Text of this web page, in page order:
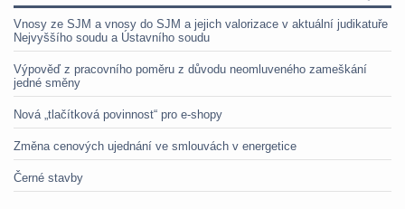
Vnosy ze SJM a vnosy do SJM a jejich valorizace v aktuální judikatuře
Nejvyššího soudu a Ústavního soudu
Výpověď z pracovního poměru z důvodu neomluveného zameškání
jedné směny
Nová „tlačítková povinnost“ pro e-shopy
Změna cenových ujednání ve smlouvách v energetice
Černé stavby